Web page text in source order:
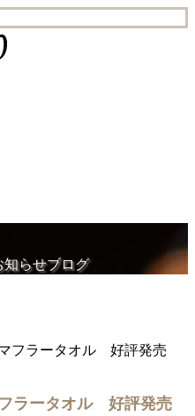
知らせブログ
フラータオル 好評発売
ラータオル 好評発売